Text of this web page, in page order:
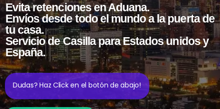
Evita retenciones en Aduana.
Envíos desde todo el mundo a la puerta de
tu casa.
Servicio de Casilla para Estados unidos y
España.
Dudas? Haz Click en el botón de abajo!